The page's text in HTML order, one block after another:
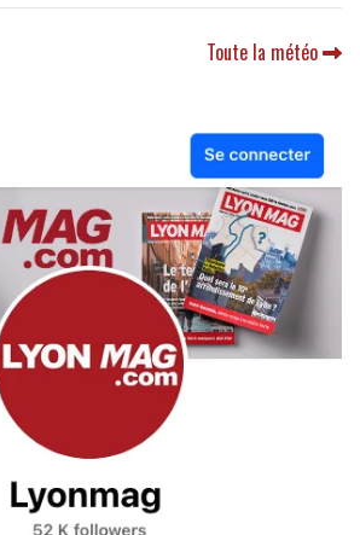
Toute la météo